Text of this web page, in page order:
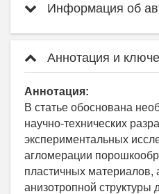
Информация об
Аннотация и
Аннотация:
В статье обоснована
научно-технических
экспериментальных
агломерации
пластичных материалов,
анизотропной структуры